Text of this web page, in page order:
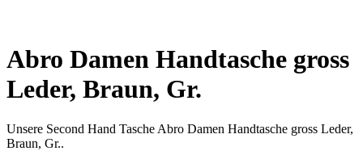
Abro Damen Handtasche gross
Leder, Braun, Gr.
Unsere Second Hand Tasche Abro Damen Handtasche gross Leder,
Braun, Gr..